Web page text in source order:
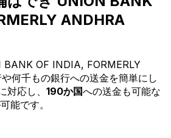
ANDHRA
BANK OF INDIA, FORMERLY
何千もの銀行への送金を簡単にし
対応し、 190か国への送金も可能な
能です。